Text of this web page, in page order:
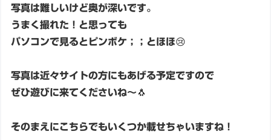
写真は難しいけど奥が深いです。
うまく撮れた！と思っても
パソコンで見るとピンボケ；；とほほ😢
写真は近々サイトの方にもあげる予定ですので
ぜひ遊びに来てくださいね～🐧
そのまえにこちらでもいくつか載せちゃいますね！